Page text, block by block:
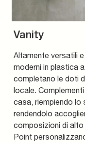
Vanity
Altamente versatili
moderni in plastica
completano le doti
locale.
casa, riempiendo lo
rendendolo
composizioni di
Point